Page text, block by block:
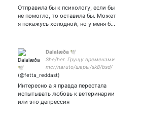
Отправила бы к психологу, если бы
не помогло, то оставила бы. Может
я покажусь холодной, но у меня б…
Dalalæða 🕊
She/her. Грущу временами
mcr/naruto/шары/sk8/bsd/
мгчд/bnn fish/supernatural/
Интересно а я правда перестала
испытывать любовь к ветеринарии
или это депрессия